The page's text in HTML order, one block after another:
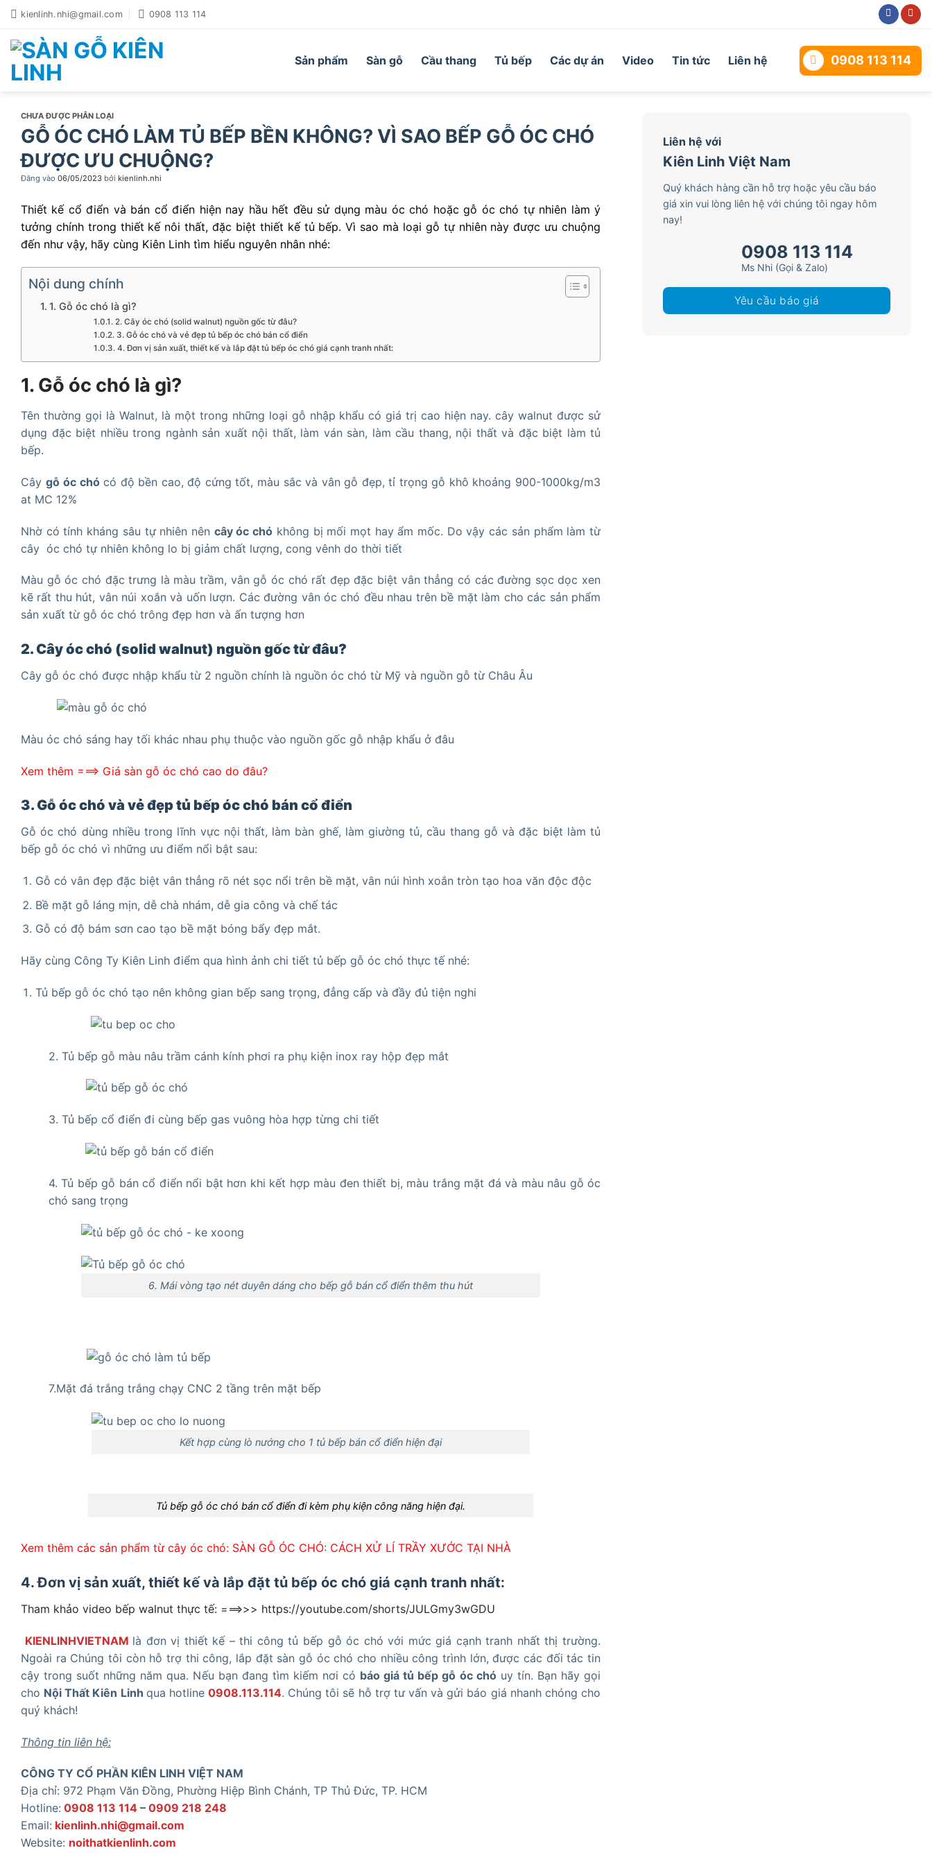
Bỏ
nội
dung
kienlinh.nhi@gmail.com 0908 113 114
Sản phẩm Sàn gỗ Cầu thang Tủ bếp Các dự án Video Tin tức Liên hệ 0908 113 114
CHƯA ĐƯỢC PHÂN LOẠI
GỖ ÓC CHÓ LÀM TỦ BẾP BỀN KHÔNG? VÌ SAO BẾP GỖ ÓC CHÓ
ĐƯỢC ƯU CHUỘNG?
Đăng vào 06/05/2023 bởi kienlinh.nhi
Thiết kế cổ điển và bán cổ điển hiện nay hầu hết đều sử dụng màu óc chó hoặc gỗ óc chó tự nhiên làm ý
tưởng chính trong thiết kế nôi thất, đặc biệt thiết kế tủ bếp. Vì sao mà loại gỗ tự nhiên này được ưu chuộng
đến như vậy, hãy cùng Kiên Linh tìm hiểu nguyên nhân nhé:
Nội dung chính
1. Gỗ óc chó là gì?
2. Cây óc chó (solid walnut) nguồn gốc từ đâu?
3. Gỗ óc chó và vẻ đẹp tủ bếp óc chó bán cổ điển
4. Đơn vị sản xuất, thiết kế và lắp đặt tủ bếp óc chó giá cạnh tranh nhất:
1. Gỗ óc chó là gì?
Tên thường gọi là Walnut, là một trong những loại gỗ nhập khẩu có giá trị cao hiện nay. cây walnut được sử
dụng đặc biệt nhiều trong ngành sản xuất nội thất, làm ván sàn, làm cầu thang, nội thất và đặc biệt làm tủ
bếp.
Cây gỗ óc chócó độ bền cao, độ cứng tốt, màu sắc và vân gỗ đẹp, tỉ trọng gỗ khô khoảng 900-1000kg/m3
at MC 12%
Nhờ có tính kháng sâu tự nhiên nên câyóc chó không bị mối mọt hay ẩm mốc. Do vậy các sản phẩm làm từ
cây óc chó tự nhiên không lo bị giảm chất lượng, cong vênh do thời tiết
Màu gỗ óc chó đặc trưng là màu trầm, vân gỗ óc chó rất đẹp đặc biệt vân thẳng có các đường sọc dọc xen
kẽ rất thu hút, vân núi xoắn và uốn lượn. Các đường vân óc chó đều nhau trên bề mặt làm cho các sản phẩm
sản xuất từ gỗ óc chó trông đẹp hơn và ấn tượng hơn
2. Cây óc chó (solid walnut) nguồn gốc từ đâu?
Cây gỗ óc chó được nhập khẩu từ 2 nguồn chính là nguồn óc chó từ Mỹ và nguồn gỗ từ Châu Âu
Màu óc chó sáng hay tối khác nhau phụ thuộc vào nguồn gốc gỗ nhập khẩu ở đâu
Xem thêm ===> Giá sàn gỗ óc chó cao do đâu?
3. Gỗ óc chó và vẻ đẹp tủ bếp óc chó bán cổ điển
Gỗ óc chó dùng nhiều trong lĩnh vực nội thất, làm bàn ghế, làm giường tủ, cầu thang gỗ và đặc biệt làm tủ
bếp gỗ óc chó vì những ưu điểm nổi bật sau:
Gỗ có vân đẹp đặc biệt vân thẳng rõ nét sọc nổi trên bề mặt, vân núi hình xoắn tròn tạo hoa văn độc độc
Bề mặt gỗ láng mịn, dễ chà nhám, dễ gia công và chế tác
Gỗ có độ bám sơn cao tạo bề mặt bóng bẩy đẹp mắt.
Hãy cùng Công Ty Kiên Linh điểm qua hình ảnh chi tiết tủ bếp gỗ óc chó thực tế nhé:
Tủ bếp gỗ óc chó tạo nên không gian bếp sang trọng, đẳng cấp và đầy đủ tiện nghi
2. Tủ bếp gỗ màu nâu trầm cánh kính phơi ra phụ kiện inox ray hộp đẹp mắt
3. Tủ bếp cổ điển đi cùng bếp gas vuông hòa hợp từng chi tiết
4. Tủ bếp gỗ bán cổ điển nổi bật hơn khi kết hợp màu đen thiết bị, màu trắng mặt đá và màu nâu gỗ óc
chó sang trọng
6. Mái vòng tạo nét duyên dáng cho bếp gỗ bán cổ điển thêm thu hút
7.Mặt đá trắng trắng chạy CNC 2 tầng trên mặt bếp
Kết hợp cùng lò nướng cho 1 tủ bếp bán cổ điển hiện đại
Tủ bếp gỗ óc chó bán cổ điển đi kèm phụ kiện công năng hiện đại.
Xem thêm các sản phẩm từ cây óc chó: SÀN GỖ ÓC CHÓ: CÁCH XỬ LÍ TRẦY XƯỚC TẠI NHÀ
4. Đơn vị sản xuất, thiết kế và lắp đặt tủ bếp óc chó giá cạnh tranh nhất:
Tham khảo video bếp walnut thực tế: ===>>> https://youtube.com/shorts/JULGmy3wGDU
KIENLINHVIETNAM là đơn vị thiết kế – thi công tủ bếp gỗ óc chó với mức giá cạnh tranh nhất thị trường.
Ngoài ra Chúng tôi còn hỗ trợ thi công, lắp đặt sàn gỗ óc chó cho nhiều công trình lớn, được các đối tác tin
cậy trong suốt những năm qua. Nếu bạn đang tìm kiếm nơi có báo giá tủ bếp gỗ óc chóuy tín. Bạn hãy gọi
cho Nội Thất Kiên Linh qua hotline0908.113.114. Chúng tôi sẽ hỗ trợ tư vấn và gửi báo giá nhanh chóng cho
quý khách!
Thông tin liên hệ:
CÔNG TY CỔ PHẦN KIÊN LINH VIỆT NAM
Địa chỉ: 972 Phạm Văn Đồng, Phường Hiệp Bình Chánh, TP Thủ Đức, TP. HCM
Hotline: 0908 113 114 – 0909 218 248
Email: kienlinh.nhi@gmail.com
Website: noithatkienlinh.com
Liên hệ với
Kiên Linh Việt Nam
Quý khách hàng cần hỗ trợ hoặc yêu cầu báo
giá xin vui lòng liên hệ với chúng tôi ngay hôm
nay!
0908 113 114
Ms Nhi (Gọi & Zalo)
Yêu cầu báo giá